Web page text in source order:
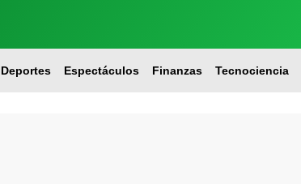
Deportes Espectáculos Finanzas Tecnociencia